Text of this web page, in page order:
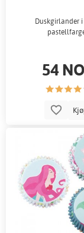
Duskgirlander
54